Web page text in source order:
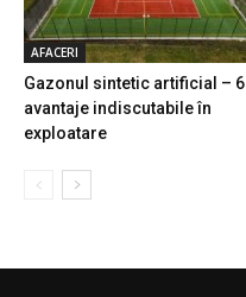
AFACERI
Gazonul sintetic artificial – 6
avantaje indiscutabile în
exploatare